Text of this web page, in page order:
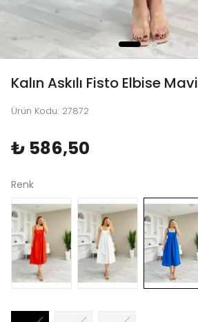
Kalın Askılı Fisto Elbise Mavi
Ürün Kodu: 27872
₺ 586,50
Renk